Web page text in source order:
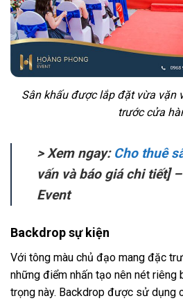
Sân khấu được lắp đặt vừa vặn
trước cửa
> Xem ngay: Cho thuê
vấn và báo giá chi tiết]
Event
Backdrop sự kiện
Với tông màu chủ đạo mang đặc
những điểm nhấn tạo nên nét riêng
trọng này. Backdrop được sử dụng